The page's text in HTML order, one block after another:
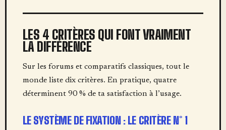
LES 4 CRITÈRES QUI FONT VRAIMENT
LA DIFFÉRENCE
Sur les forums et comparatifs classiques, tout le
monde liste dix critères. En pratique, quatre
déterminent 90 % de ta satisfaction à l’usage.
LE SYSTÈME DE FIXATION : LE CRITÈRE N° 1